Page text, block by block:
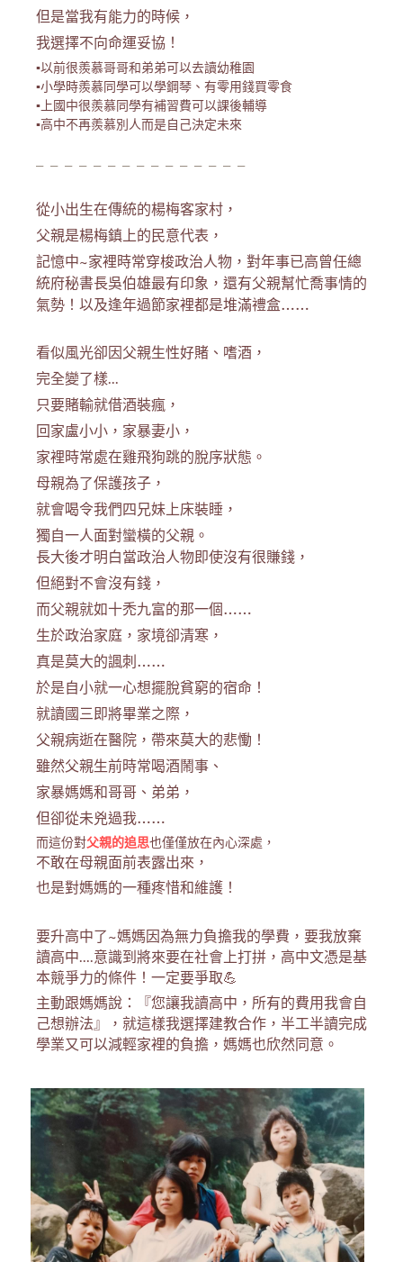
但是當我有能力的時候，
我選擇不向命運妥協！
▪️以前很羨慕哥哥和弟弟可以去讀幼稚園
▪️小學時羨慕同學可以學鋼琴、有零用錢買零食
▪️上國中很羨慕同學有補習費可以課後輔導
▪️高中不再羨慕別人而是自己決定未來
╴╴╴╴╴╴╴╴╴╴╴╴╴╴╴
從小出生在傳統的楊梅客家村，
父親是楊梅鎮上的民意代表，
記憶中~家裡時常穿梭政治人物，對年事已高曾任總
統府秘書長吳伯雄最有印象，還有父親幫忙喬事情的
氣勢！以及逢年過節家裡都是堆滿禮盒……
看似風光卻因父親生性好賭、嗜酒，
完全變了樣...
只要賭輸就借酒裝瘋，
回家盧小小，家暴妻小，
家裡時常處在雞飛狗跳的脫序狀態。
母親為了保護孩子，
就會喝令我們四兄妹上床裝睡，
獨自一人面對蠻橫的父親。
長大後才明白當政治人物即使沒有很賺錢，
但絕對不會沒有錢，
而父親就如十禿九富的那一個……
生於政治家庭，家境卻清寒，
真是莫大的諷刺……
於是自小就一心想擺脫貧窮的宿命！
就讀國三即將畢業之際，
父親病逝在醫院，帶來莫大的悲慟！
雖然父親生前時常喝酒鬧事、
家暴媽媽和哥哥、弟弟，
但卻從未兇過我……
而這份對父親的追思也僅僅放在內心深處，
不敢在母親面前表露出來，
也是對媽媽的一種疼惜和維護！
要升高中了~媽媽因為無力負擔我的學費，要我放棄
讀高中....意識到將來要在社會上打拼，高中文憑是基
本競爭力的條件！一定要爭取💪
主動跟媽媽說：『您讓我讀高中，所有的費用我會自
己想辦法』，就這樣我選擇建教合作，半工半讀完成
學業又可以減輕家裡的負擔，媽媽也欣然同意。